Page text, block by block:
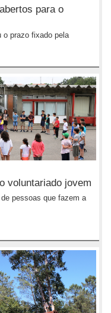
para o
o prazo fixado pela
voluntariado jovem
pessoas que fazem a